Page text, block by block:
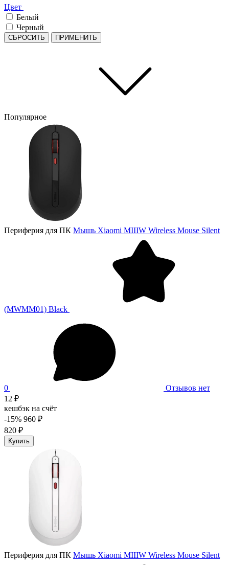
Цвет
Белый
Черный
СБРОСИТЬ ПРИМЕНИТЬ
Популярное
Периферия для ПК Мышь Xiaomi MIIIW Wireless Mouse Silent
(MWMM01) Black
0
Отзывов нет
12 ₽
кешбэк на счёт
-15% 960 ₽
820 ₽
Купить
Периферия для ПК Мышь Xiaomi MIIIW Wireless Mouse Silent